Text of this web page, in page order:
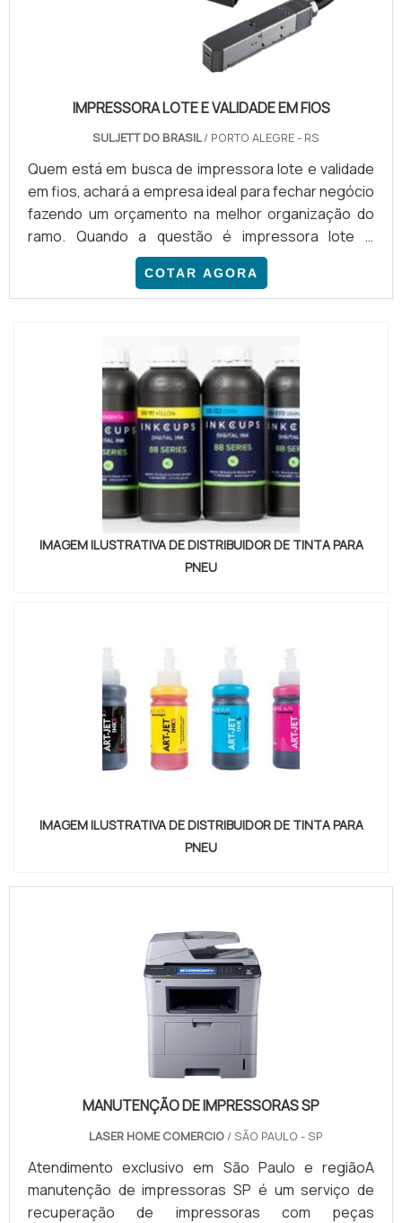
IMPRESSORA LOTE E VALIDADE EM FIOS
SULJETT DO BRASIL/ PORTO ALEGRE - RS
Quem está em busca de impressora lote e validade
em fios, achará a empresa ideal para fechar negócio
fazendo um orçamento na melhor organização do
ramo. Quando a questão é impressora lote e
validade em fios, com a equipe da Suljett do Brasil
conseguirá eficiência com assessoria técnica
especializada.DETALHES SOBRE A IMPRESSORA
em uma área de atua...
COTAR AGORA
IMAGEM ILUSTRATIVA DE DISTRIBUIDOR DE TINTA PARA
PNEU
IMAGEM ILUSTRATIVA DE DISTRIBUIDOR DE TINTA PARA
PNEU
MANUTENÇÃO DE IMPRESSORAS SP
LASER HOME COMERCIO/ SÃO PAULO - SP
Atendimento exclusivo em São Paulo e regiãoA
manutenção de impressoras SP é um serviço de
recuperação de impressoras com peças